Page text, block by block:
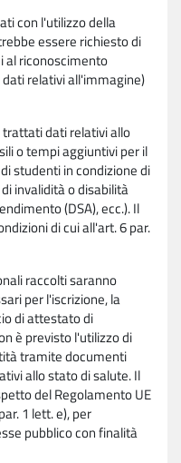
con l'utilizzo della
essere richiesto di
al riconoscimento
relativi all'immagine)
dati relativi allo
o tempi aggiuntivi per il
studenti in condizione di
invalidità o disabilità
(DSA), ecc.). Il
di cui all'art. 6 par.
raccolti saranno
per l'iscrizione, la
di attestato di
è previsto l'utilizzo di
tramite documenti
allo stato di salute. Il
del Regolamento UE
1 lett. e), per
pubblico con finalità